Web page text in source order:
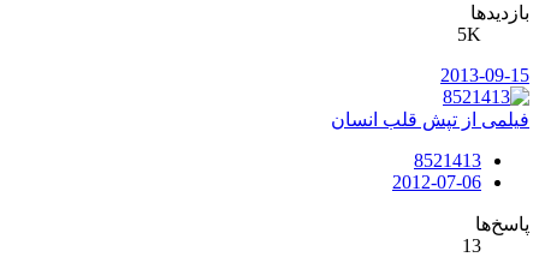
بازدیدها
5K
2013-09-15
فیلمی از تپش قلب انسان
8521413
2012-07-06
پاسخ‌ها
13